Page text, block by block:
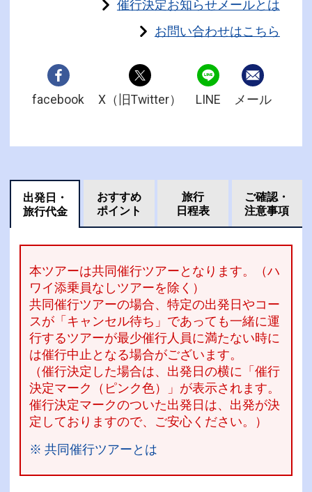
催行決定お知らせメールとは
お問い合わせはこちら
facebook X（旧Twitter） LINE メール
出発日・
旅行代金
おすすめ
ポイント
旅行
日程表
ご確認・
注意事項
本ツアーは共同催行ツアーとなります。（ハ
ワイ添乗員なしツアーを除く）
共同催行ツアーの場合、特定の出発日やコー
スが「キャンセル待ち」であっても一緒に運
行するツアーが最少催行人員に満たない時に
は催行中止となる場合がございます。
（催行決定した場合は、出発日の横に「催行
決定マーク（ピンク色）」が表示されます。
催行決定マークのついた出発日は、出発が決
定しておりますので、ご安心ください。）
※ 共同催行ツアーとは